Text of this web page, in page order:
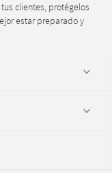
clientes, protégelos
estar preparado y